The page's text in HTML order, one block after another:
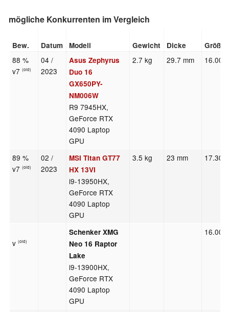
mögliche Konkurrenten im Vergleich
Bew. Datum Modell Gewicht Dicke Größe
88 %
v7(old)
04 /
2023
Asus Zephyrus
Duo 16
GX650PY-
NM006W
R9 7945HX,
GeForce RTX
4090 Laptop
GPU
2.7 kg 29.7 mm 16.00"
89 %
v7(old)
02 /
2023
MSI Titan GT77
HX 13VI
i9-13950HX,
GeForce RTX
4090 Laptop
GPU
3.5 kg 23 mm 17.30"
v(old)
Schenker XMG
Neo 16 Raptor
Lake
i9-13900HX,
GeForce RTX
4090 Laptop
GPU
16.00"